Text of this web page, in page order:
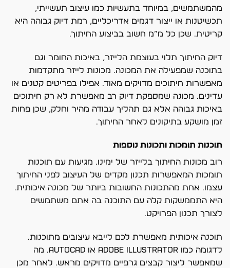
מהמשתמשים, במיוחד בתעשיות כמו עיצוב תעשייתי,
תכשיטנות או ייצור דגמים אדריכליים, רמת דיוק גבוהה היא
קריטית. שכן כל מ”מ חשוב בביצוע החיתוך.
דיוק החיתוך תלוי בעוצמת הלייזר, באיכות החומר וגם
בתוכנה שמפעילה את המכונה. מכונות לייזר מתקדמות
מאפשרות חיתוכים מדויקים מאוד. אפילו בפריטים קטנים או
עדינים. מכונה שמספקת דיוק רב מאפשרת לא רק חיתוכים
באיכות גבוהה אלא גם תהליך עבודה מהיר וחלק, שכן פחות
זמן מושקע בתיקונים לאחר החיתוך.
תוכנות תומכות ותכונות נוספות
רוב מכונות החיתוך בלייזר של ימינו. מגיעות עם תוכנות
תומכות המאפשרות תכנון מקדים של העיצוב לפני החיתוך
עצמו. אחת מהתכונות החשובות ביותר של מכונה איכותית.
היא התממשקות קלה עם התוכנה בה אתם משתמשים
לצורך תכנון הפרויקט.
תוכנה איכותית מאפשרת לכם לייבא עיצובים מתוכנות.
לדגומה כמו Adobe Illustrator או AutoCAD. מה
שמאפשר ליצור קבצים גרפיים מדויקים מראש. לאחר מכן